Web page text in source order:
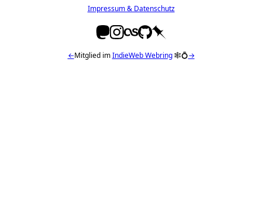
Impressum & Datenschutz
←Mitglied imIndieWeb Webring🕸💍→